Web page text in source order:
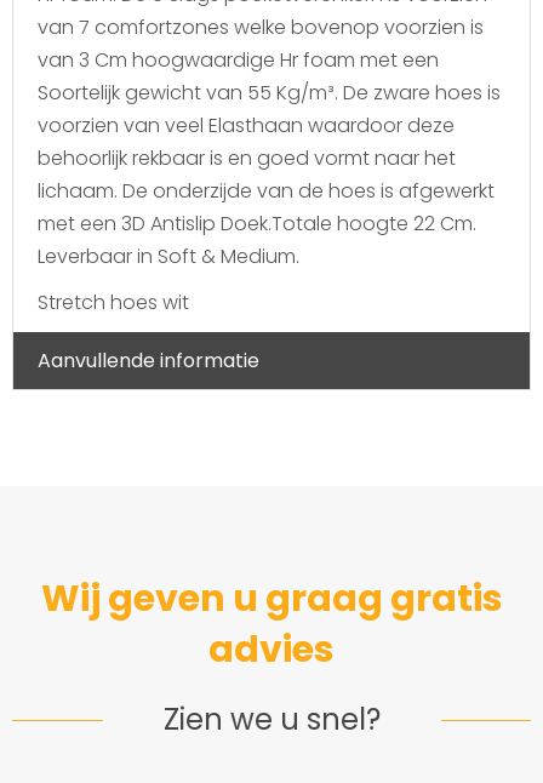
van 7 comfortzones welke bovenop voorzien is
van 3 Cm hoogwaardige Hr foam met een
Soortelijk gewicht van 55 Kg/m³. De zware hoes is
voorzien van veel Elasthaan waardoor deze
behoorlijk rekbaar is en goed vormt naar het
lichaam. De onderzijde van de hoes is afgewerkt
met een 3D Antislip Doek.Totale hoogte 22 Cm.
Leverbaar in Soft & Medium.
Stretch hoes wit
Aanvullende informatie
Wij geven u graag gratis
advies
Zien we u snel?